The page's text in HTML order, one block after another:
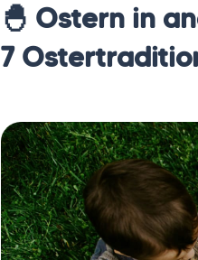
🐣 Ostern in
7